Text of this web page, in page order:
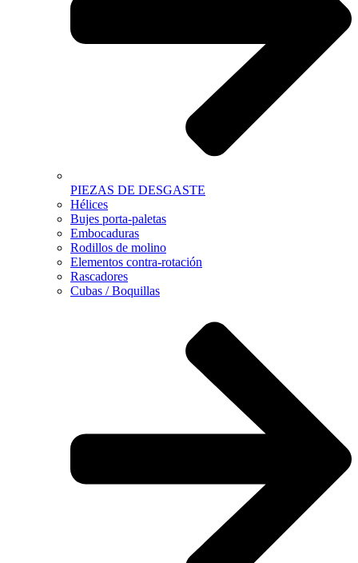
PIEZAS DE DESGASTE
Hélices
Bujes porta-paletas
Embocaduras
Rodillos de molino
Elementos contra-rotación
Rascadores
Cubas / Boquillas